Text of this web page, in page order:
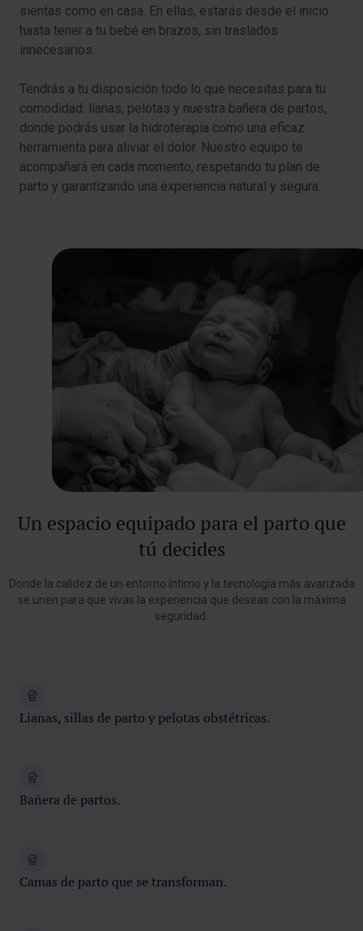
sientas como en casa. En ellas, estarás desde el inicio
hasta tener a tu bebé en brazos, sin traslados
innecesarios.
Tendrás a tu disposición todo lo que necesitas para tu
comodidad: lianas, pelotas y nuestra bañera de partos,
donde podrás usar la hidroterapia como una eficaz
herramienta para aliviar el dolor. Nuestro equipo te
acompañará en cada momento, respetando tu plan de
parto y garantizando una experiencia natural y segura.
Un espacio equipado para el parto que
tú decides
Donde la calidez de un entorno íntimo y la tecnología más avanzada
se unen para que vivas la experiencia que deseas con la máxima
seguridad.
Lianas, sillas de parto y pelotas obstétricas.
Bañera de partos.
Camas de parto que se transforman.